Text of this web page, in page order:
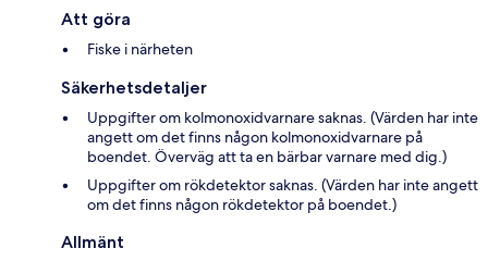
Att göra
Fiske i närheten
Säkerhetsdetaljer
Uppgifter om kolmonoxidvarnare saknas. (Värden har inte
angett om det finns någon kolmonoxidvarnare på
boendet. Överväg att ta en bärbar varnare med dig.)
Uppgifter om rökdetektor saknas. (Värden har inte angett
om det finns någon rökdetektor på boendet.)
Allmänt